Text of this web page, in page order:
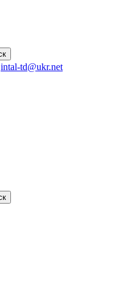
intal-td@ukr.net